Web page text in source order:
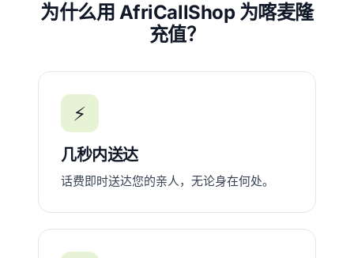
为什么用 AfriCallShop 为喀麦隆
充值？
⚡
几秒内送达
话费即时送达您的亲人，无论身在何处。